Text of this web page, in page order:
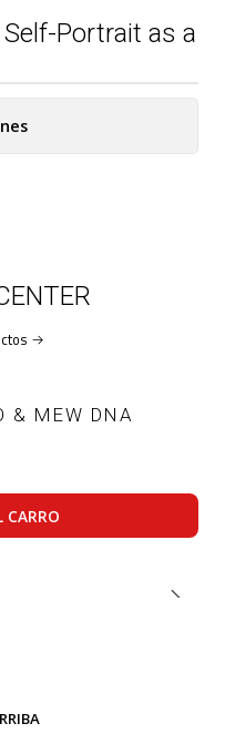
Portrait as a
& MEW DNA
CARRO